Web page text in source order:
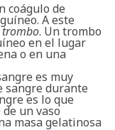
coágulo de
A este
trombo. Un trombo
en el lugar
o en una
es muy
sangre durante
es lo que
un vaso
masa gelatinosa